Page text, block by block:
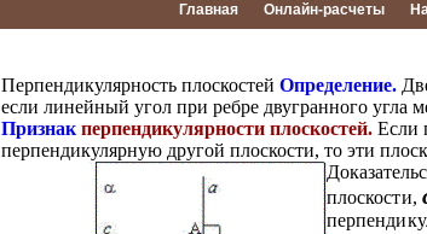
Главная Онлайн-расчеты
Перпендикулярность плоскостей Определение.
если линейный угол при ребре двугранного
Признак перпендикулярности плоскостей. Если
перпендикулярную другой плоскости, то эти
плоскости,